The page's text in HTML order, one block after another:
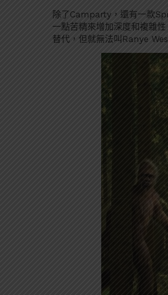
除了Camparty，還有一款
一點苦精來增加深度和複雜
替代，但就無法叫Ranye